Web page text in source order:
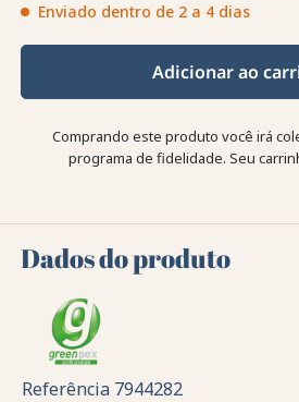
Enviado dentro de 2 a 4 dias
Adicionar ao
Comprando este produto você irá
programa de fidelidade. Seu
Dados do produto
Referência 7944282